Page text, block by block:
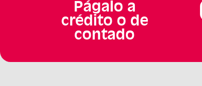
Págalo a
crédito o de
contado